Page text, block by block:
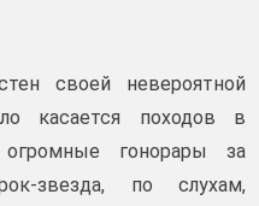
своей невероятной
касается походов в
гонорары за
звезда, по слухам,